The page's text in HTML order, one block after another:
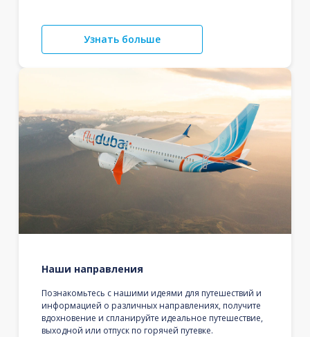
Узнать больше
Наши направления
Познакомьтесь с нашими идеями для путешествий и
информацией о различных направлениях, получите
вдохновение и спланируйте идеальное путешествие,
выходной или отпуск по горячей путевке.